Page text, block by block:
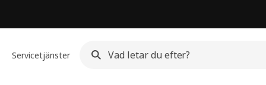
Servicetjänster